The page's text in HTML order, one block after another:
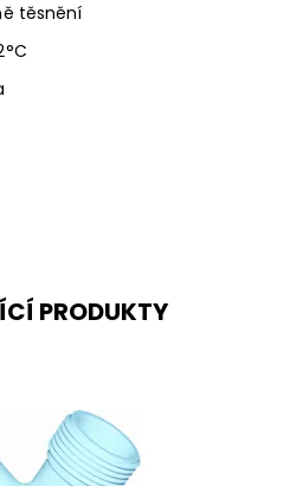
těsnění
PRODUKTY
a myčkám -